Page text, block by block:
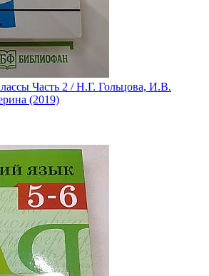
Часть 2 / Н.Г. Гольцова, И.В.
(2019)